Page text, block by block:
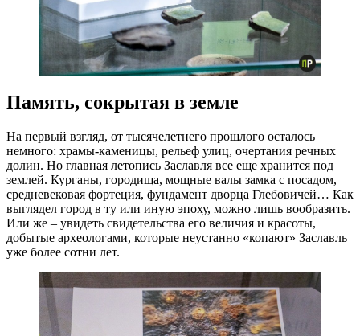
Память, сокрытая в земле
На первый взгляд, от тысячелетнего прошлого осталось
немного: храмы-каменицы, рельеф улиц, очертания речных
долин. Но главная летопись Заславля все еще хранится под
землей. Курганы, городища, мощные валы замка с посадом,
средневековая фортеция, фундамент дворца Глебовичей… Как
выглядел город в ту или иную эпоху, можно лишь вообразить.
Или же – увидеть свидетельства его величия и красоты,
добытые археологами, которые неустанно «копают» Заславль
уже более сотни лет.